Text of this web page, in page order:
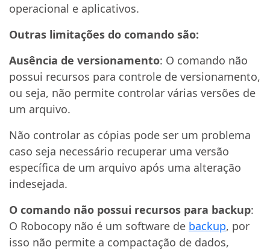
operacional e aplicativos.
Outras limitações do comando são:
Ausência de versionamento: O comando não
possui recursos para controle de versionamento,
ou seja, não permite controlar várias versões de
um arquivo.
Não controlar as cópias pode ser um problema
caso seja necessário recuperar uma versão
específica de um arquivo após uma alteração
indesejada.
O comando não possui recursos para backup:
O Robocopy não é um software de backup, por
isso não permite a compactação de dados,